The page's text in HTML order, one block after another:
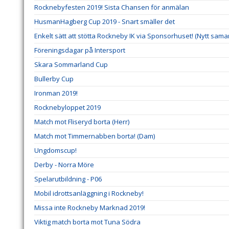
Rocknebyfesten 2019! Sista Chansen för anmälan
HusmanHagberg Cup 2019 - Snart smäller det
Enkelt sätt att stötta Rockneby IK via Sponsorhuset! (Nytt
Föreningsdagar på Intersport
Skara Sommarland Cup
Bullerby Cup
Ironman 2019!
Rocknebyloppet 2019
Match mot Fliseryd borta (Herr)
Match mot Timmernabben borta! (Dam)
Ungdomscup!
Derby - Norra Möre
Spelarutbildning - P06
Mobil idrottsanläggning i Rockneby!
Missa inte Rockneby Marknad 2019!
Viktig match borta mot Tuna Södra